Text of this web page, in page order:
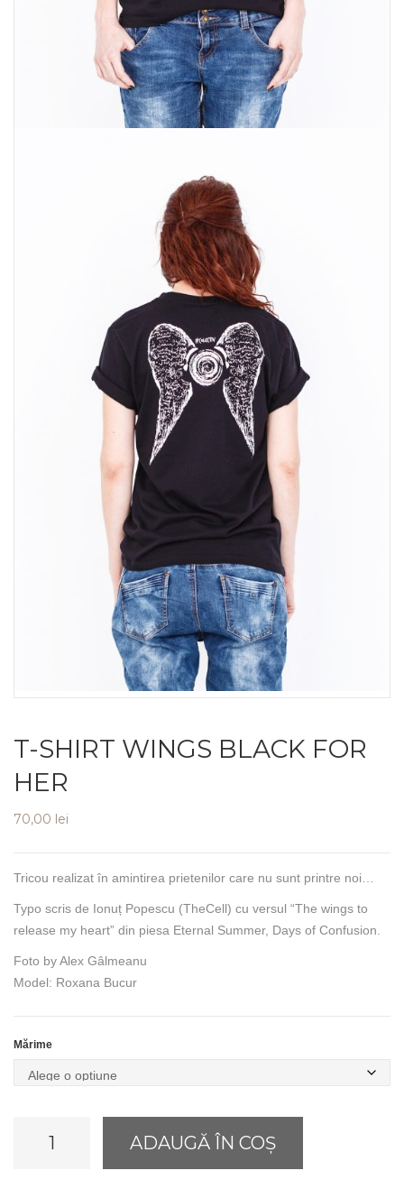
T-SHIRT WINGS BLACK FOR
HER
70,00 lei
Tricou realizat în amintirea prietenilor care nu sunt printre noi…
Typo scris de Ionuț Popescu (TheCell) cu versul “The wings to
release my heart” din piesa Eternal Summer, Days of Confusion.
Foto by Alex Gâlmeanu
Model: Roxana Bucur
Mărime
ADAUGĂ ÎN COȘ